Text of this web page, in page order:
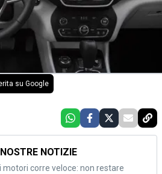
su Google
NOTIZIE
motori corre veloce: non restare